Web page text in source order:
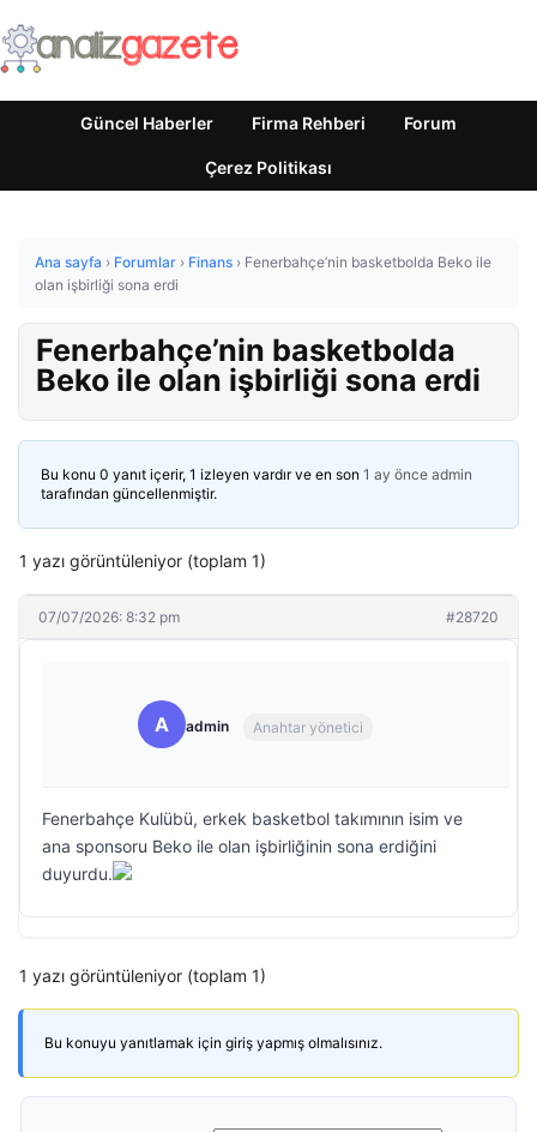
Güncel Haberler Firma Rehberi Forum
Çerez Politikası
Ana sayfa › Forumlar › Finans › Fenerbahçe’nin basketbolda Beko ile
olan işbirliği sona erdi
Fenerbahçe’nin basketbolda
Beko ile olan işbirliği sona erdi
Bu konu 0 yanıt içerir, 1 izleyen vardır ve en son 1 ay önce admin
tarafından güncellenmiştir.
1 yazı görüntüleniyor (toplam 1)
07/07/2026: 8:32 pm #28720
A admin Anahtar yönetici
Fenerbahçe Kulübü, erkek basketbol takımının isim ve
ana sponsoru Beko ile olan işbirliğinin sona erdiğini
duyurdu.
1 yazı görüntüleniyor (toplam 1)
Bu konuyu yanıtlamak için giriş yapmış olmalısınız.